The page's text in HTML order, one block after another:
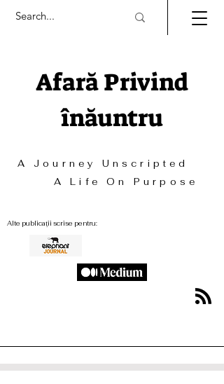
A Journey Unscripted
A Life On Purpose
Afară Privind
înăuntru
Alte publicații scrise pentru: